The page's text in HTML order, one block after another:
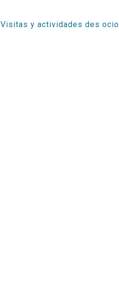
Visitas y actividades des ocio